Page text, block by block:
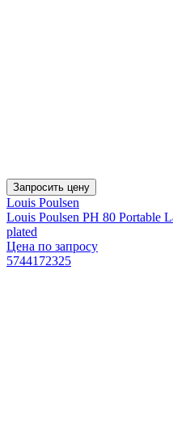
Запросить цену
Louis Poulsen
Louis Poulsen PH 80 Portable
plated
Цена по запросу
5744172325